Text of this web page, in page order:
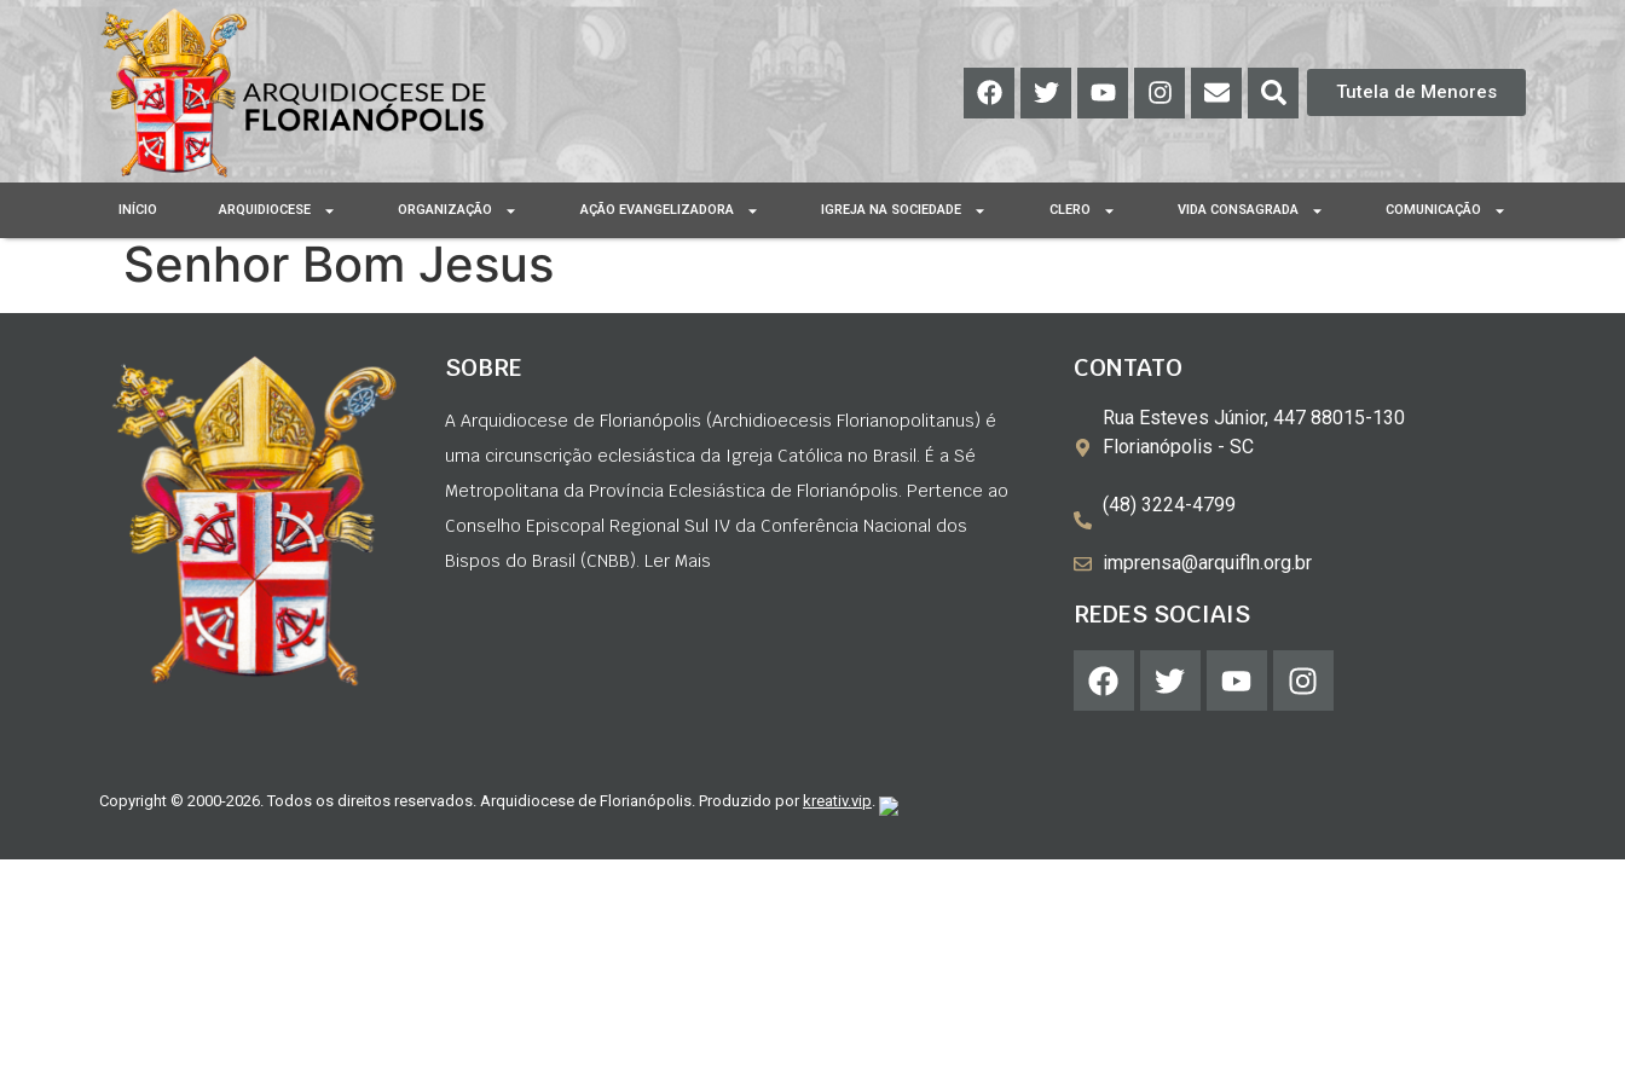
Tutela de Menores
INÍCIO ARQUIDIOCESE ORGANIZAÇÃO AÇÃO EVANGELIZADORA IGREJA NA SOCIEDADE CLERO VIDA CONSAGRADA COMUNICAÇÃO
Senhor Bom Jesus
SOBRE
A Arquidiocese de Florianópolis (Archidioecesis Florianopolitanus) é
uma circunscrição eclesiástica da Igreja Católica no Brasil. É a Sé
Metropolitana da Província Eclesiástica de Florianópolis. Pertence ao
Conselho Episcopal Regional Sul IV da Conferência Nacional dos
Bispos do Brasil (CNBB). Ler Mais
CONTATO
Rua Esteves Júnior, 447 88015-130
Florianópolis - SC
(48) 3224-4799
imprensa@arquifln.org.br
REDES SOCIAIS
Copyright © 2000-2026. Todos os direitos reservados. Arquidiocese de Florianópolis. Produzido por kreativ.vip.